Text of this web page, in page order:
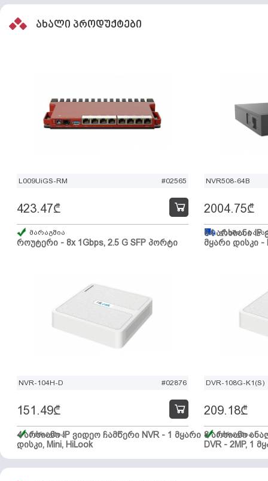
ახალი პროდუქტები
L009UiGS-RM #02565
როუტერი - 8x 1Gbps, 2.5 G SFP პორტი
423.47₾
მარაგშია
NVR508-64B
64 არხიანი IP
მყარი დისკი -
2004.75₾
გზაშია,
NVR-104H-D #02876
4 არხიანი IP ვიდეო ჩამწერი NVR - 1 მყარი
დისკი, Mini, HiLook
151.49₾
მარაგშია
DVR-108G-K1(S)
8 არხიანი
DVR - 2MP, 1
209.18₾
მარაგშია